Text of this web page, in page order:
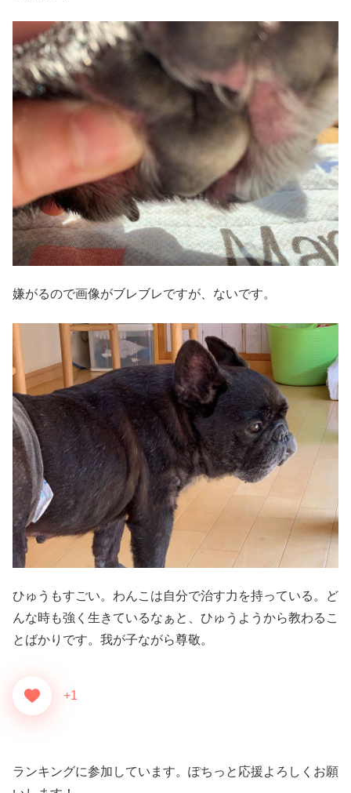
嫌がるので画像がブレブレですが、ないです。
ひゅうもすごい。わんこは自分で治す力を持っている。ど
んな時も強く生きているなぁと、ひゅうようから教わるこ
とばかりです。我が子ながら尊敬。
+1
ランキングに参加しています。ぽちっと応援よろしくお願